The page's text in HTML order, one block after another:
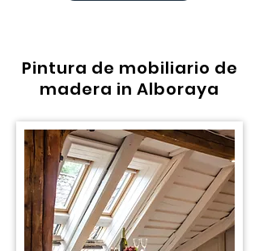
Pintura de mobiliario de
madera in Alboraya